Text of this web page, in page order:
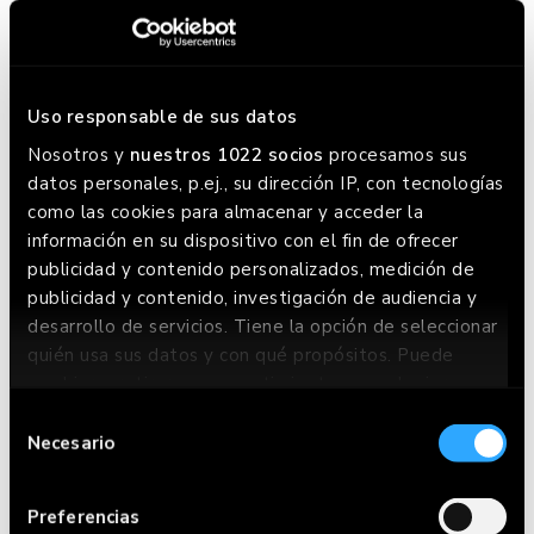
Uso responsable de sus datos
Nosotros y nuestros 1022 socios procesamos sus
datos personales, p.ej., su dirección IP, con tecnologías
como las cookies para almacenar y acceder la
información en su dispositivo con el fin de ofrecer
publicidad y contenido personalizados, medición de
publicidad y contenido, investigación de audiencia y
desarrollo de servicios. Tiene la opción de seleccionar
quién usa sus datos y con qué propósitos. Puede
cambiar o retirar su consentimiento en cualquier
en el Menú de consentimiento.
deNecesario
Preferencias
KEVIN COSTNER